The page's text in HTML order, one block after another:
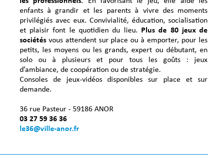
enfants à grandir et les parents à vivre des moments
privilégiés avec eux. Convivialité, éducation, socialisation
et plaisir font le quotidien du lieu. Plus de 80 jeux de
sociétés vous attendent sur place ou à emporter, pour les
petits, les moyens ou les grands, expert ou débutant, en
solo ou à plusieurs et pour tous les goûts : jeux
d’ambiance, de coopération ou de stratégie.
Consoles de jeux-vidéos disponibles sur place et sur
demande.
36 rue Pasteur - 59186 ANOR
03 27 59 36 36
le36@ville-anor.fr